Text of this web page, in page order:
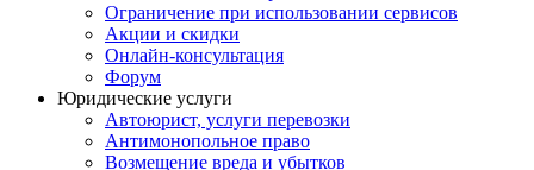
Ограничение при использовании сервисов
Акции и скидки
Онлайн-консультация
Форум
Юридические услуги
Автоюрист, услуги перевозки
Антимонопольное право
Возмещение вреда и убытков